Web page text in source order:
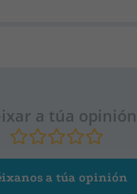
a túa
a túa opinión